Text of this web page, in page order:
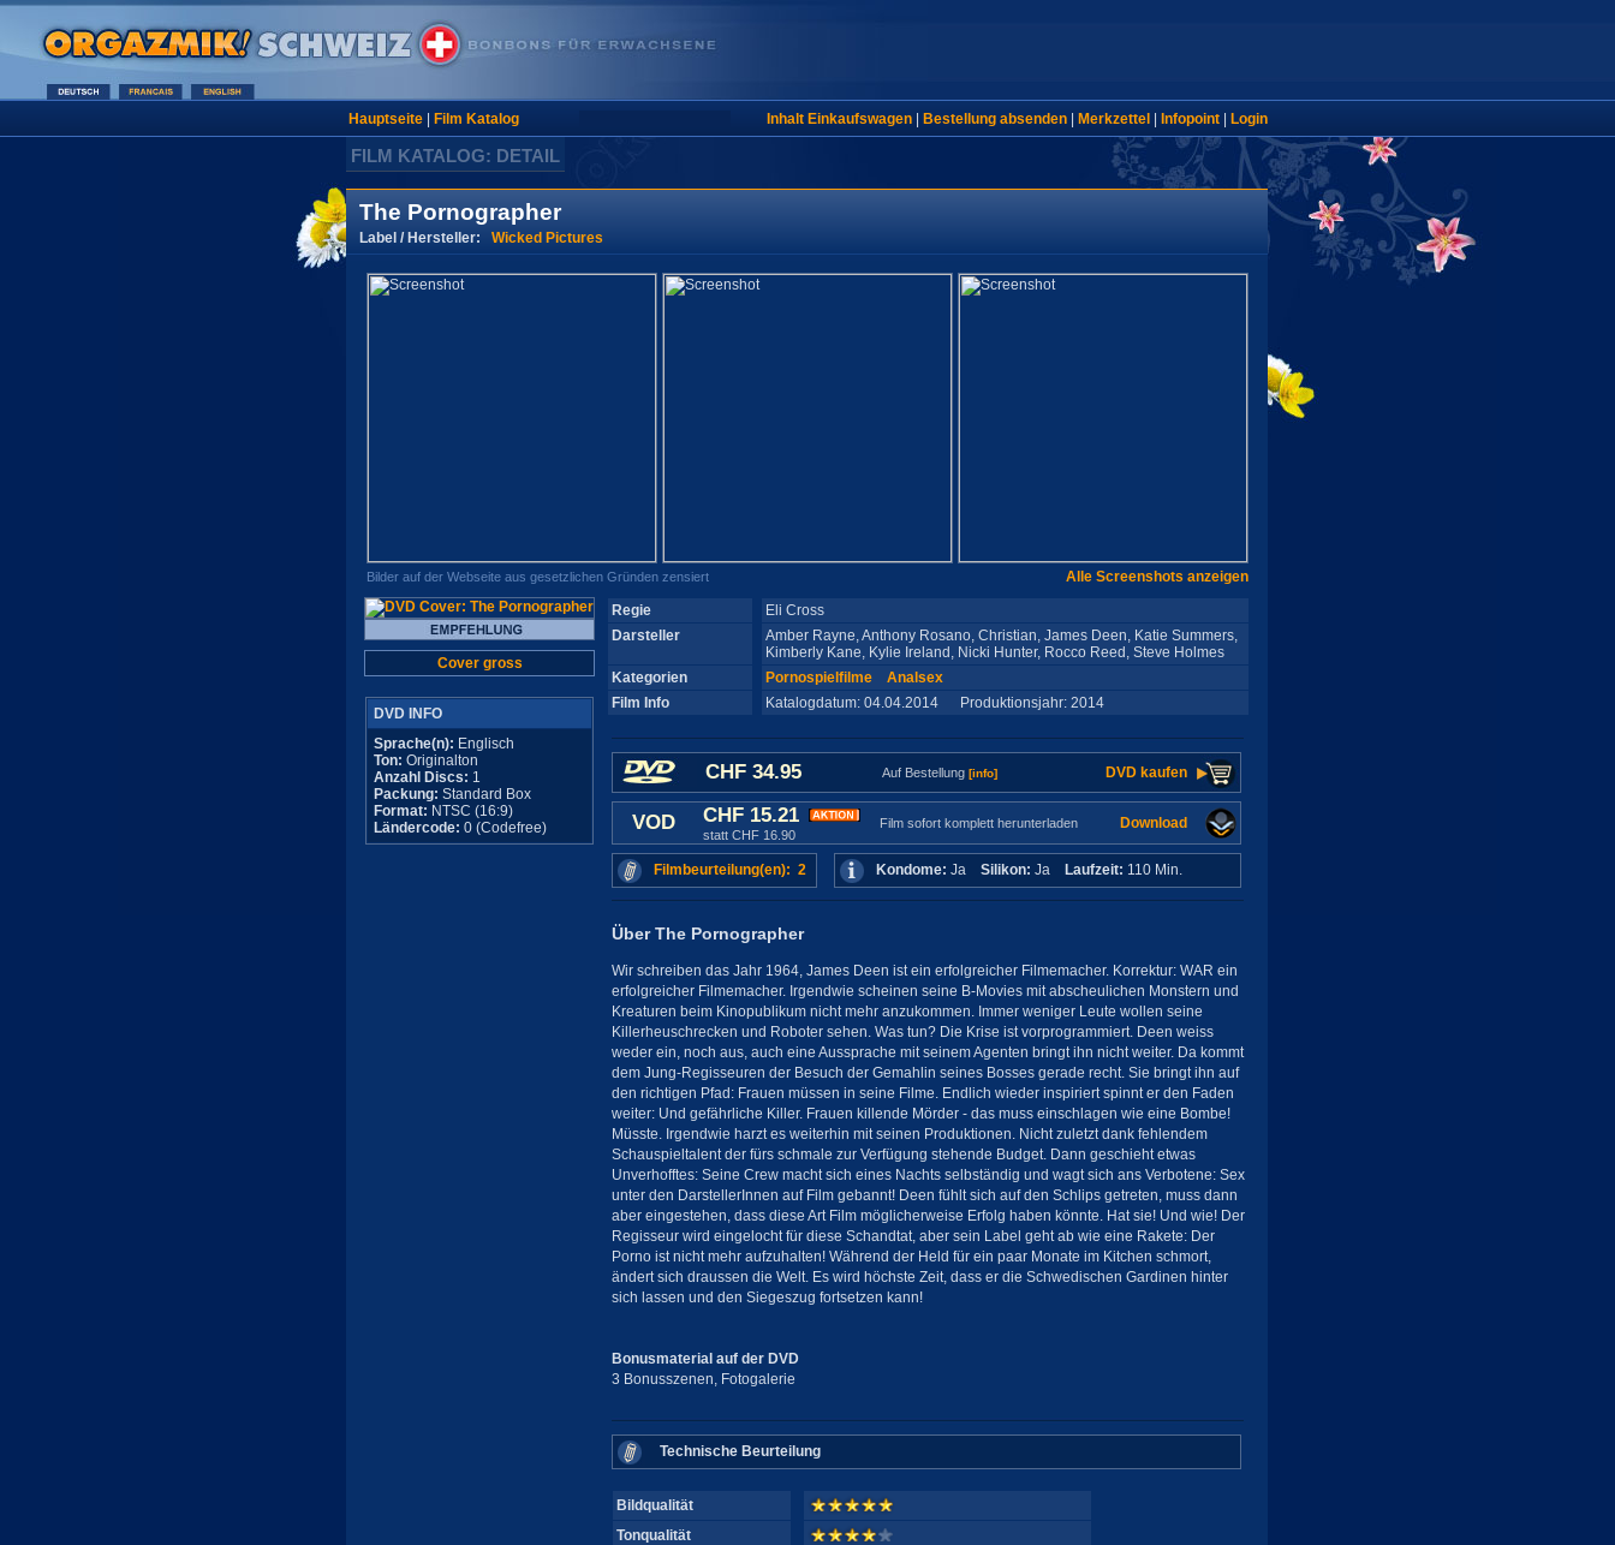
Hauptseite| Film Katalog Inhalt Einkaufswagen| Bestellung absenden| Merkzettel Infopoint| Login
FILM KATALOG: DETAIL
The Pornographer
Label / Hersteller: Wicked Pictures
Bilder auf der Webseite aus gesetzlichen Gründen zensiert Alle Screenshots anzeigen
Cover gross
DVD INFO
Sprache(n): Englisch
Ton: Originalton
Anzahl Discs: 1
Packung: Standard Box
Format: NTSC (16:9)
Ländercode: 0 (Codefree)
Regie
Eli Cross
Darsteller
Amber Rayne, Anthony Rosano, Christian, James Deen, Katie Summers,
Kimberly Kane, Kylie Ireland, Nicki Hunter, Rocco Reed, Steve Holmes
Kategorien
Pornospielfilme
Analsex
Film Info
Katalogdatum: 04.04.2014 Produktionsjahr: 2014
CHF 34.95 Auf Bestellung [info] DVD kaufen
VOD CHF 15.21
statt CHF 16.90
Film sofort komplett herunterladen Download
Filmbeurteilung(en): 2 Kondome: Ja Silikon: Ja Laufzeit: 110 Min.
Über The Pornographer
Wir schreiben das Jahr 1964, James Deen ist ein erfolgreicher Filmemacher. Korrektur: WAR ein
erfolgreicher Filmemacher. Irgendwie scheinen seine B-Movies mit abscheulichen Monstern und
Kreaturen beim Kinopublikum nicht mehr anzukommen. Immer weniger Leute wollen seine
Killerheuschrecken und Roboter sehen. Was tun? Die Krise ist vorprogrammiert. Deen weiss
weder ein, noch aus, auch eine Aussprache mit seinem Agenten bringt ihn nicht weiter. Da kommt
dem Jung-Regisseuren der Besuch der Gemahlin seines Bosses gerade recht. Sie bringt ihn auf
den richtigen Pfad: Frauen müssen in seine Filme. Endlich wieder inspiriert spinnt er den Faden
weiter: Und gefährliche Killer. Frauen killende Mörder - das muss einschlagen wie eine Bombe!
Müsste. Irgendwie harzt es weiterhin mit seinen Produktionen. Nicht zuletzt dank fehlendem
Schauspieltalent der fürs schmale zur Verfügung stehende Budget. Dann geschieht etwas
Unverhofftes: Seine Crew macht sich eines Nachts selbständig und wagt sich ans Verbotene: Sex
unter den DarstellerInnen auf Film gebannt! Deen fühlt sich auf den Schlips getreten, muss dann
aber eingestehen, dass diese Art Film möglicherweise Erfolg haben könnte. Hat sie! Und wie! Der
Regisseur wird eingelocht für diese Schandtat, aber sein Label geht ab wie eine Rakete: Der
Porno ist nicht mehr aufzuhalten! Während der Held für ein paar Monate im Kitchen schmort,
ändert sich draussen die Welt. Es wird höchste Zeit, dass er die Schwedischen Gardinen hinter
sich lassen und den Siegeszug fortsetzen kann!
Bonusmaterial auf der DVD
3 Bonusszenen, Fotogalerie
Technische Beurteilung
Bildqualität
Tonqualität